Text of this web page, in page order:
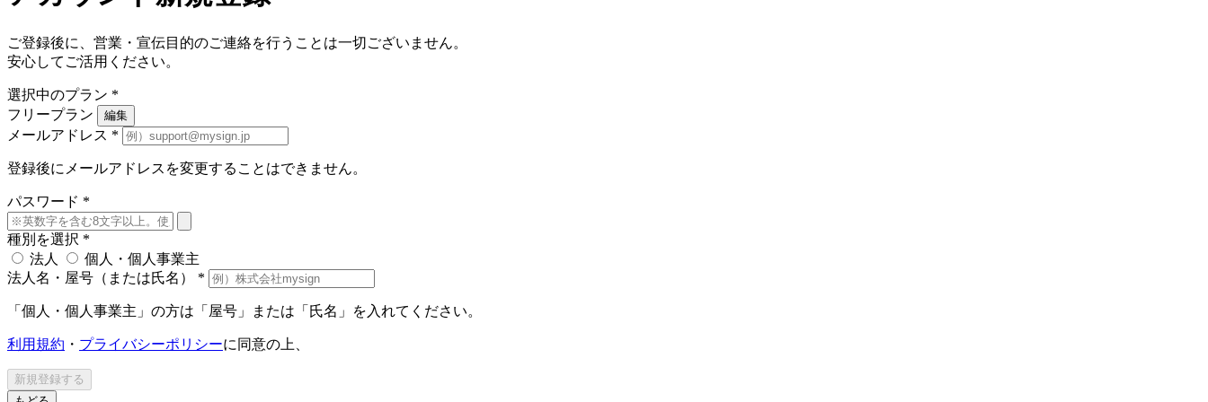
ご登録後に、営業・宣伝目的のご連絡を行うことは一切ございません。
安心してご活用ください。
選択中のプラン *
フリープラン
編集
メールアドレス *
登録後にメールアドレスを変更することはできません。
パスワード *
種別を選択 *
法人
個人・個人事業主
法人名・屋号（または氏名） *
「個人・個人事業主」の方は「屋号」または「氏名」を入れてください。
利用規約 ・ プライバシーポリシーに同意の上、
新規登録する